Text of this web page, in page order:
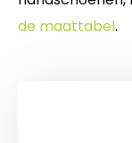
de maattabel.